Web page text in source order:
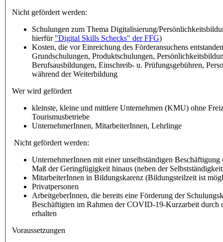
Nicht gefördert werden:
Schulungen zum Thema Digitalisierung/
hierfür "Digital Skills Schecks" der FFG)
Kosten, die vor Einreichung des Förderansuchens
Grundschulungen, Produktschulungen,
Berufsausbildungen, Einschreib- u. Prüfungsgebühren,
während der Weiterbildung
Wer wird gefördert
kleinste, kleine und mittlere Unternehmen (KMU) ohne
Tourismusbetriebe
UnternehmerInnen, MitarbeiterInnen, Lehrlinge
Nicht gefördert werden:
UnternehmerInnen mit einer unselbständigen Beschäftigung
Maß der Geringfügigkeit hinaus (neben der
MitarbeiterInnen in Bildungskarenz (Bildungsteilzeit ist
Privatpersonen
ArbeitgeberInnen, die bereits eine Förderung der
Beschäftigten im Rahmen der COVID-19-Kurzarbeit durch
erhalten
Voraussetzungen